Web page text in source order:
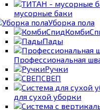
мусорные баки
Уборка пола
Пады
Профессиональная
Ручки
СВЕП
для сухой уборки